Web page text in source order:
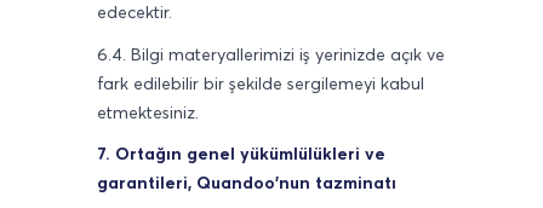
edecektir.
6.4. Bilgi materyallerimizi iş yerinizde açık ve
fark edilebilir bir şekilde sergilemeyi kabul
etmektesiniz.
7. Ortağın genel yükümlülükleri ve
garantileri, Quandoo'nun tazminatı